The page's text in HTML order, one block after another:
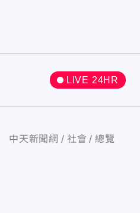
LIVE 24HR
中天新聞網 社會 總覽